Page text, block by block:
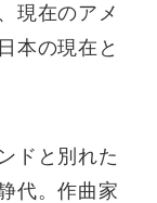
現在のアメ
本の現在と
ドと別れた
代。作曲家